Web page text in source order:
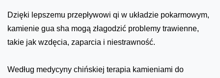
Dzięki lepszemu przepływowi qi w układzie pokarmowym,
kamienie gua sha mogą złagodzić problemy trawienne,
takie jak wzdęcia, zaparcia i niestrawność.
Według medycyny chińskiej terapia kamieniami do